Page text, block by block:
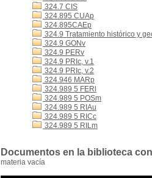
324.7 CIS
324.895 CUAp
324.895CAEp
324.9 Tratamiento histórico y
324.9 GONv
324.9 PERv
324.9 PRIc, v.1
324.9 PRIc, v.2
324.946 MARp
324.989 5 FERl
324.989 5 POSm
324.989 5 RIAu
324.989 5 RICc
324.989 5 RILm
Documentos en la biblioteca
materia vacía